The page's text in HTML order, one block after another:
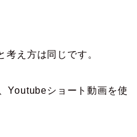
え方は同じです。
Youtubeショート動画を使